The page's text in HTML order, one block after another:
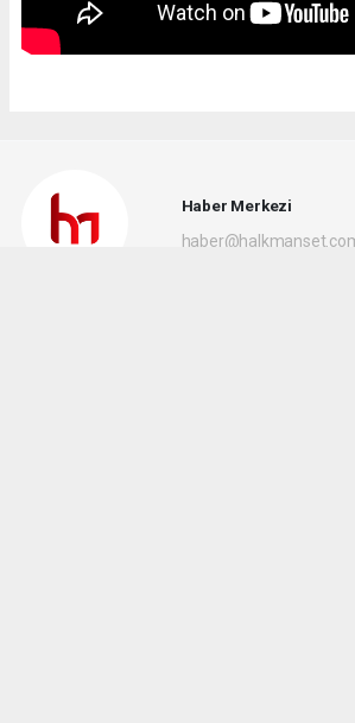
Haber Merkezi